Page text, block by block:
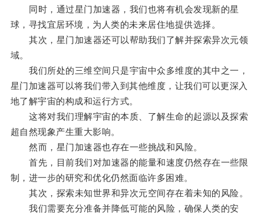
同时，通过星门加速器，我们也将有机会发现新的星
球，寻找宜居环境，为人类的未来居住地提供选择。
其次，星门加速器还可以帮助我们了解并探索异次元领
域。
我们所处的三维空间只是宇宙中众多维度的其中之一，
星门加速器可以将我们带入到其他维度，让我们可以更深入
地了解宇宙的构成和运行方式。
这将对我们理解宇宙的本质、了解生命的起源以及探索
超自然现象产生重大影响。
然而，星门加速器也存在一些挑战和风险。
首先，目前我们对加速器的能量和速度仍然存在一些限
制，进一步的研究和优化仍然面临许多困难。
其次，探索未知世界和异次元空间存在着未知的风险。
我们需要充分准备并降低可能的风险，确保人类的安